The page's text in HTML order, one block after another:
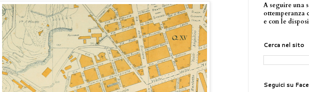
A seguire una
ottemperanza
e con le
Cerca nel sito
Seguici su